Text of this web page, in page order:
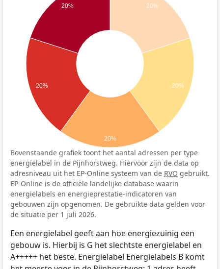
20%
20%
20%
20%
20%
Bovenstaande grafiek toont het aantal adressen per type
energielabel in de Pijnhorstweg. Hiervoor zijn de data op
adresniveau uit het EP-Online systeem van de RVO gebruikt.
EP-Online is de officiële landelijke database waarin
energielabels en energieprestatie-indicatoren van
gebouwen zijn opgenomen. De gebruikte data gelden voor
de situatie per 1 juli 2026.
Een energielabel geeft aan hoe energiezuinig een
gebouw is. Hierbij is G het slechtste energielabel en
A+++++ het beste. Energielabel Energielabels B komt